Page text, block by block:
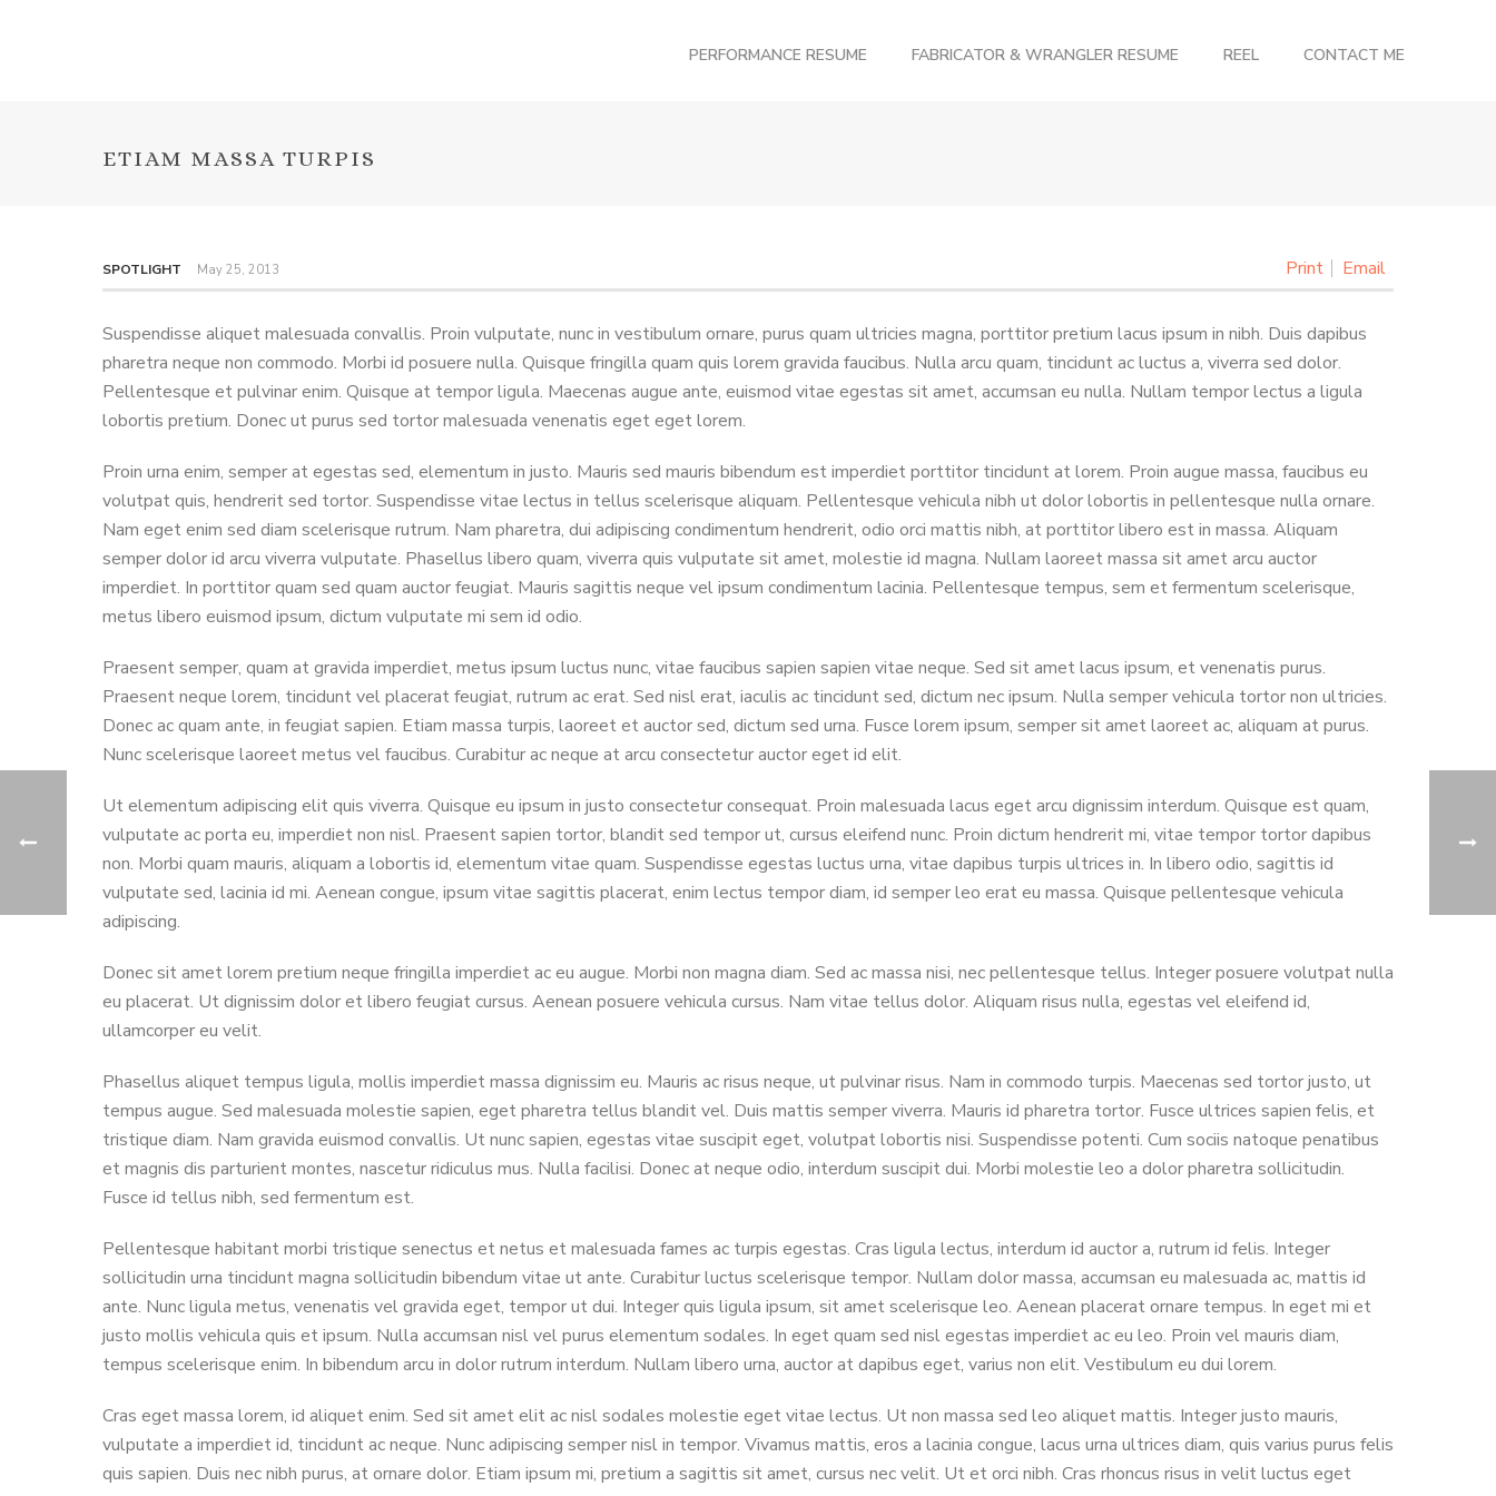
PERFORMANCE RESUME FABRICATOR & WRANGLER RESUME REEL CONTACT ME
ETIAM MASSA TURPIS
Print Email
SPOTLIGHT May 25, 2013
Suspendisse aliquet malesuada convallis. Proin vulputate, nunc in vestibulum ornare, purus quam ultricies magna, porttitor pretium lacus ipsum in nibh. Duis dapibus
pharetra neque non commodo. Morbi id posuere nulla. Quisque fringilla quam quis lorem gravida faucibus. Nulla arcu quam, tincidunt ac luctus a, viverra sed dolor.
Pellentesque et pulvinar enim. Quisque at tempor ligula. Maecenas augue ante, euismod vitae egestas sit amet, accumsan eu nulla. Nullam tempor lectus a ligula
lobortis pretium. Donec ut purus sed tortor malesuada venenatis eget eget lorem.
Proin urna enim, semper at egestas sed, elementum in justo. Mauris sed mauris bibendum est imperdiet porttitor tincidunt at lorem. Proin augue massa, faucibus eu
volutpat quis, hendrerit sed tortor. Suspendisse vitae lectus in tellus scelerisque aliquam. Pellentesque vehicula nibh ut dolor lobortis in pellentesque nulla ornare.
Nam eget enim sed diam scelerisque rutrum. Nam pharetra, dui adipiscing condimentum hendrerit, odio orci mattis nibh, at porttitor libero est in massa. Aliquam
semper dolor id arcu viverra vulputate. Phasellus libero quam, viverra quis vulputate sit amet, molestie id magna. Nullam laoreet massa sit amet arcu auctor
imperdiet. In porttitor quam sed quam auctor feugiat. Mauris sagittis neque vel ipsum condimentum lacinia. Pellentesque tempus, sem et fermentum scelerisque,
metus libero euismod ipsum, dictum vulputate mi sem id odio.
Praesent semper, quam at gravida imperdiet, metus ipsum luctus nunc, vitae faucibus sapien sapien vitae neque. Sed sit amet lacus ipsum, et venenatis purus.
Praesent neque lorem, tincidunt vel placerat feugiat, rutrum ac erat. Sed nisl erat, iaculis ac tincidunt sed, dictum nec ipsum. Nulla semper vehicula tortor non ultricies.
Donec ac quam ante, in feugiat sapien. Etiam massa turpis, laoreet et auctor sed, dictum sed urna. Fusce lorem ipsum, semper sit amet laoreet ac, aliquam at purus.
Nunc scelerisque laoreet metus vel faucibus. Curabitur ac neque at arcu consectetur auctor eget id elit.
Ut elementum adipiscing elit quis viverra. Quisque eu ipsum in justo consectetur consequat. Proin malesuada lacus eget arcu dignissim interdum. Quisque est quam,
vulputate ac porta eu, imperdiet non nisl. Praesent sapien tortor, blandit sed tempor ut, cursus eleifend nunc. Proin dictum hendrerit mi, vitae tempor tortor dapibus
non. Morbi quam mauris, aliquam a lobortis id, elementum vitae quam. Suspendisse egestas luctus urna, vitae dapibus turpis ultrices in. In libero odio, sagittis id
vulputate sed, lacinia id mi. Aenean congue, ipsum vitae sagittis placerat, enim lectus tempor diam, id semper leo erat eu massa. Quisque pellentesque vehicula
adipiscing.
Donec sit amet lorem pretium neque fringilla imperdiet ac eu augue. Morbi non magna diam. Sed ac massa nisi, nec pellentesque tellus. Integer posuere volutpat nulla
eu placerat. Ut dignissim dolor et libero feugiat cursus. Aenean posuere vehicula cursus. Nam vitae tellus dolor. Aliquam risus nulla, egestas vel eleifend id,
ullamcorper eu velit.
Phasellus aliquet tempus ligula, mollis imperdiet massa dignissim eu. Mauris ac risus neque, ut pulvinar risus. Nam in commodo turpis. Maecenas sed tortor justo, ut
tempus augue. Sed malesuada molestie sapien, eget pharetra tellus blandit vel. Duis mattis semper viverra. Mauris id pharetra tortor. Fusce ultrices sapien felis, et
tristique diam. Nam gravida euismod convallis. Ut nunc sapien, egestas vitae suscipit eget, volutpat lobortis nisi. Suspendisse potenti. Cum sociis natoque penatibus
et magnis dis parturient montes, nascetur ridiculus mus. Nulla facilisi. Donec at neque odio, interdum suscipit dui. Morbi molestie leo a dolor pharetra sollicitudin.
Fusce id tellus nibh, sed fermentum est.
Pellentesque habitant morbi tristique senectus et netus et malesuada fames ac turpis egestas. Cras ligula lectus, interdum id auctor a, rutrum id felis. Integer
sollicitudin urna tincidunt magna sollicitudin bibendum vitae ut ante. Curabitur luctus scelerisque tempor. Nullam dolor massa, accumsan eu malesuada ac, mattis id
ante. Nunc ligula metus, venenatis vel gravida eget, tempor ut dui. Integer quis ligula ipsum, sit amet scelerisque leo. Aenean placerat ornare tempus. In eget mi et
justo mollis vehicula quis et ipsum. Nulla accumsan nisl vel purus elementum sodales. In eget quam sed nisl egestas imperdiet ac eu leo. Proin vel mauris diam,
tempus scelerisque enim. In bibendum arcu in dolor rutrum interdum. Nullam libero urna, auctor at dapibus eget, varius non elit. Vestibulum eu dui lorem.
Cras eget massa lorem, id aliquet enim. Sed sit amet elit ac nisl sodales molestie eget vitae lectus. Ut non massa sed leo aliquet mattis. Integer justo mauris,
vulputate a imperdiet id, tincidunt ac neque. Nunc adipiscing semper nisl in tempor. Vivamus mattis, eros a lacinia congue, lacus urna ultrices diam, quis varius purus felis
quis sapien. Duis nec nibh purus, at ornare dolor. Etiam ipsum mi, pretium a sagittis sit amet, cursus nec velit. Ut et orci nibh. Cras rhoncus risus in velit luctus eget